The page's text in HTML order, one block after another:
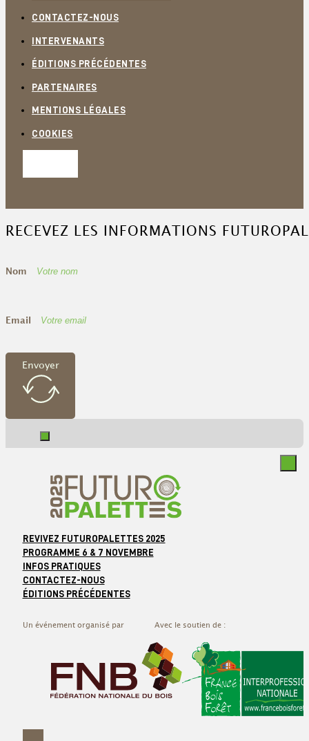
CONTACTEZ-NOUS
INTERVENANTS
ÉDITIONS PRÉCÉDENTES
PARTENAIRES
MENTIONS LÉGALES
COOKIES
RECEVEZ LES INFORMATIONS
Nom
Email
Envoyer
REVIVEZ FUTUROPALETTES 2025
PROGRAMME 6 & 7 NOVEMBRE
INFOS PRATIQUES
CONTACTEZ-NOUS
ÉDITIONS PRÉCÉDENTES
Un événement organisé par Avec le soutien de :